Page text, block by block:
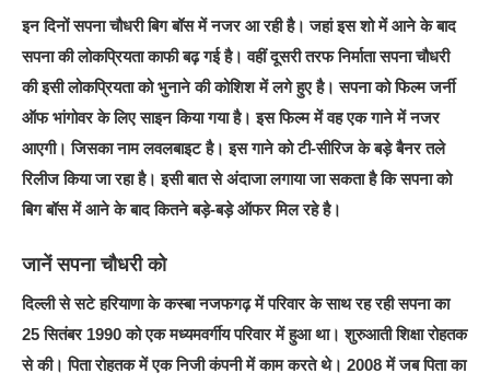
इन दिनों सपना चौधरी बिग बॉस में नजर आ रही है। जहां इस शो में आने के बाद
सपना की लोकप्रियता काफी बढ़ गई है। वहीं दूसरी तरफ निर्माता सपना चौधरी
की इसी लोकप्रियता को भुनाने की कोशिश में लगे हुए है। सपना को फिल्म जर्नी
ऑफ भांगोवर के लिए साइन किया गया है। इस फिल्म में वह एक गाने में नजर
आएगी। जिसका नाम लवलबाइट है। इस गाने को टी-सीरिज के बड़े बैनर तले
रिलीज किया जा रहा है। इसी बात से अंदाजा लगाया जा सकता है कि सपना को
बिग बॉस में आने के बाद कितने बड़े-बड़े ऑफर मिल रहे है।
जानें सपना चौधरी को
दिल्ली से सटे हरियाणा के कस्बा नजफगढ़ में परिवार के साथ रह रही सपना का
25 सितंबर 1990 को एक मध्यमवर्गीय परिवार में हुआ था। शुरुआती शिक्षा रोहतक
से की। पिता रोहतक में एक निजी कंपनी में काम करते थे। 2008 में जब पिता का